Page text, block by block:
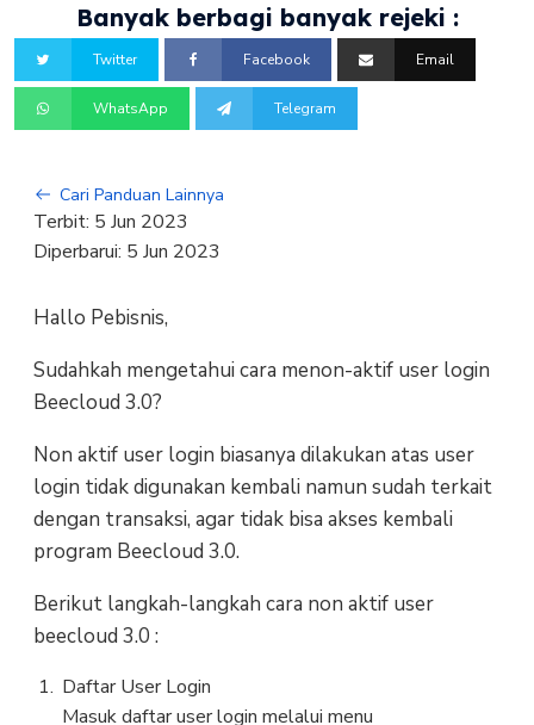
Banyak berbagi banyak rejeki :
Twitter Facebook Email
WhatsApp Telegram
Cari Panduan Lainnya
Terbit: 5 Jun 2023
Diperbarui: 5 Jun 2023
Hallo Pebisnis,
Sudahkah mengetahui cara menon-aktif user login
Beecloud 3.0?
Non aktif user login biasanya dilakukan atas user
login tidak digunakan kembali namun sudah terkait
dengan transaksi, agar tidak bisa akses kembali
program Beecloud 3.0.
Berikut langkah-langkah cara non aktif user
beecloud 3.0 :
Daftar User Login
Masuk daftar user login melalui menu